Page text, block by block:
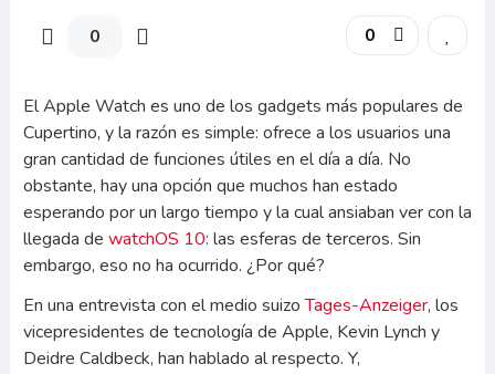
0 0
El Apple Watch es uno de los gadgets más populares de
Cupertino, y la razón es simple: ofrece a los usuarios una
gran cantidad de funciones útiles en el día a día. No
obstante, hay una opción que muchos han estado
esperando por un largo tiempo y la cual ansiaban ver con la
llegada de watchOS 10: las esferas de terceros. Sin
embargo, eso no ha ocurrido. ¿Por qué?
En una entrevista con el medio suizoTages-Anzeiger, los
vicepresidentes de tecnología de Apple, Kevin Lynch y
Deidre Caldbeck, han hablado al respecto. Y,